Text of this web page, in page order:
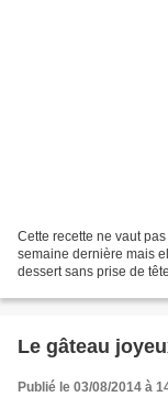
Cette recette ne vaut
semaine dernière mais
dessert sans prise de
Le gâteau
Publié le 03/08/2014 à